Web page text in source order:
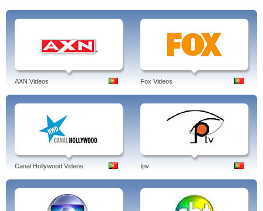
AXN Videos Fox Videos
Canal Hollywood Videos Ipv